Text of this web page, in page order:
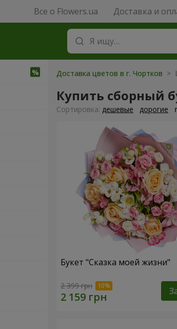
Все о Flowers.ua Доставка и
Доставка цветов в г. Чортков >
Купить сборный
Cортировка: дешевые дорогие
Букет "Сказка моей жизни"
2 399 грн